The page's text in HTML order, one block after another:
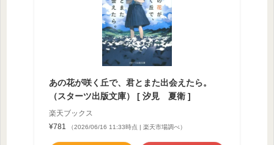
あの花が咲く丘で、君とまた出会えたら。
（スターツ出版文庫） [ 汐見 夏衛 ]
楽天ブックス
¥781
（2026/06/16 11:33時点 | 楽天市場調べ）